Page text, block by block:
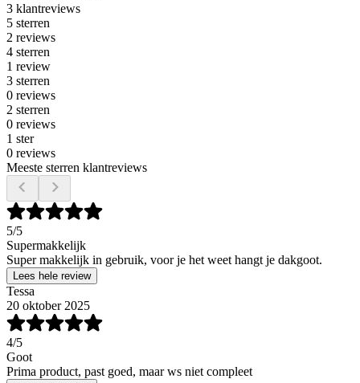
3 klantreviews
5 sterren
2 reviews
4 sterren
1 review
3 sterren
0 reviews
2 sterren
0 reviews
1 ster
0 reviews
Meeste sterren klantreviews
5/5
Supermakkelijk
Super makkelijk in gebruik, voor je het weet hangt je dakgoot.
Lees hele review
Tessa
20 oktober 2025
4/5
Goot
Prima product, past goed, maar ws niet compleet